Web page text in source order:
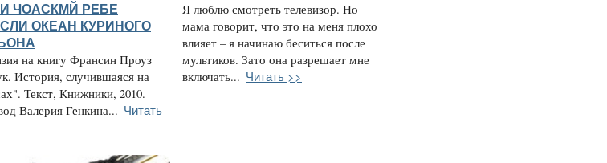
ЧОАСКМЙ РЕБЕ
ОКЕАН КУРИНОГО
на книгу Франсин Проуз
История, случившаяся на
Текст, Книжники, 2010.
Валерия Генкина... Читать
Я люблю смотреть телевизор. Но
мама говорит, что это на меня плохо
влияет – я начинаю беситься после
мультиков. Зато она разрешает мне
включать... Читать >>